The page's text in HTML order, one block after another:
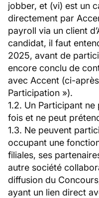
jobber, et (vi) est un
directement par
payroll via un client
candidat, il faut
2025, avant de
encore conclu de
avec Accent (ci-
Participation »).
1.2. Un Participant ne
fois et ne peut
1.3. Ne peuvent
occupant une
filiales, ses
autre société
diffusion du
ayant un lien direct